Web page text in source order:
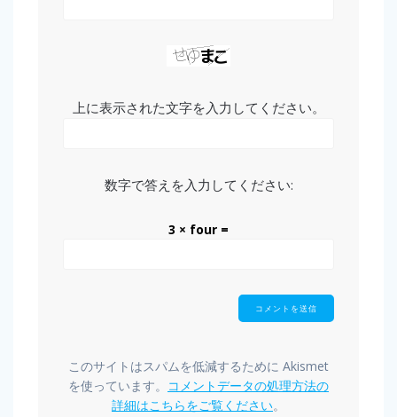
上に表示された文字を入力してください。
数字で答えを入力してください:
3 × four =
このサイトはスパムを低減するために Akismet
を使っています。 コメントデータの処理方法の
詳細はこちらをご覧ください。